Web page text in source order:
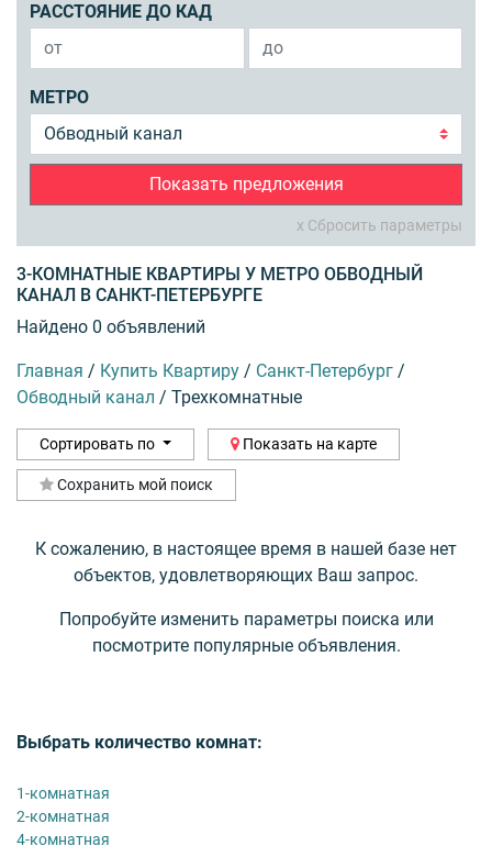
РАССТОЯНИЕ ДО КАД
МЕТРО
Показать предложения
x Сбросить параметры
3-КОМНАТНЫЕ КВАРТИРЫ У МЕТРО ОБВОДНЫЙ
КАНАЛ В САНКТ-ПЕТЕРБУРГЕ
Найдено 0 объявлений
Главная / Купить Квартиру / Санкт-Петербург /
Обводный канал / Трехкомнатные
Сортировать по Показать на карте
Сохранить мой поиск
К сожалению, в настоящее время в нашей базе нет
объектов, удовлетворяющих Ваш запрос.
Попробуйте изменить параметры поиска или
посмотрите популярные объявления.
Выбрать количество комнат:
1-комнатная
2-комнатная
4-комнатная